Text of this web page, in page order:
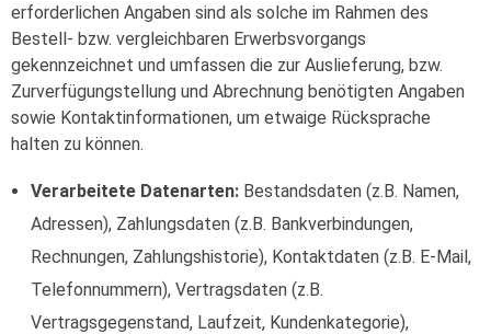
erforderlichen Angaben sind als solche im Rahmen des
Bestell- bzw. vergleichbaren Erwerbsvorgangs
gekennzeichnet und umfassen die zur Auslieferung, bzw.
Zurverfügungstellung und Abrechnung benötigten Angaben
sowie Kontaktinformationen, um etwaige Rücksprache
halten zu können.
Verarbeitete Datenarten:Bestandsdaten (z.B. Namen,
Adressen), Zahlungsdaten (z.B. Bankverbindungen,
Rechnungen, Zahlungshistorie), Kontaktdaten (z.B. E-Mail,
Telefonnummern), Vertragsdaten (z.B.
Vertragsgegenstand, Laufzeit, Kundenkategorie),